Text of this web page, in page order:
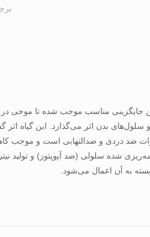
جایگزینی مناسب موجب شده تا موجی در
سلول‌های بدن اثر می‌گذارد. این گیاه
ضد دردی و ضدالتهابی است و موجب
به آن اعمال می‌شود.